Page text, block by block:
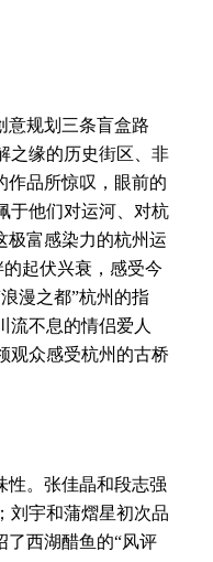
规划三条盲盒路
之缘的历史街区、非
作品所惊叹，眼前的
于他们对运河、对杭
极富感染力的杭州运
起伏兴衰，感受今
漫之都”杭州的指
流不息的情侣爱人
观众感受杭州的古桥
。张佳晶和段志强
刘宇和蒲熠星初次品
了西湖醋鱼的“风评